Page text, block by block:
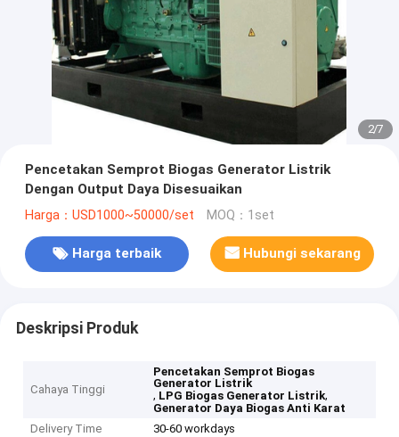
2/7
Pencetakan Semprot Biogas Generator Listrik
Dengan Output Daya Disesuaikan
Harga：USD1000~50000/set MOQ：1set
Harga terbaik Hubungi sekarang
Deskripsi Produk
Cahaya Tinggi
Pencetakan Semprot Biogas
Generator Listrik
, LPG Biogas Generator Listrik,
Generator Daya Biogas Anti Karat
Delivery Time
30-60 workdays